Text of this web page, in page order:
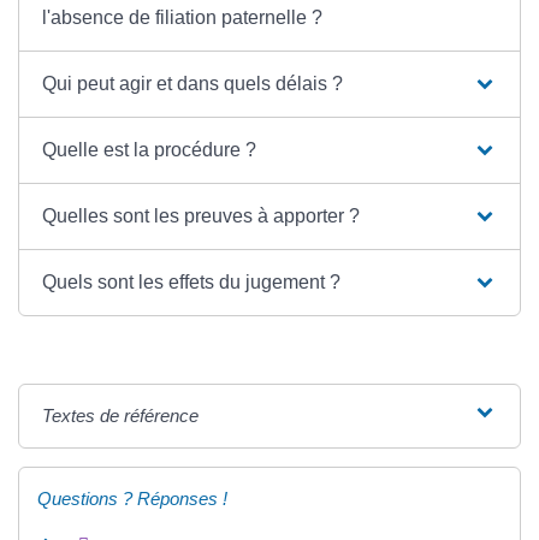
l'absence de filiation paternelle ?
Qui peut agir et dans quels délais ?
Quelle est la procédure ?
Quelles sont les preuves à apporter ?
Quels sont les effets du jugement ?
Textes de référence
Questions ? Réponses !